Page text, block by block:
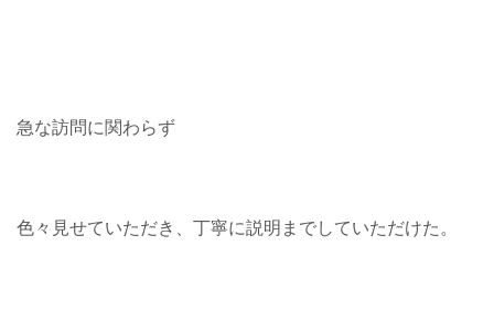
急な訪問に関わらず
色々見せていただき、丁寧に説明までしていただけた。